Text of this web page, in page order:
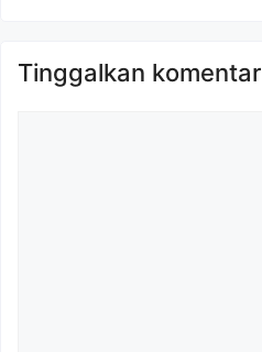
Tinggalkan komentar